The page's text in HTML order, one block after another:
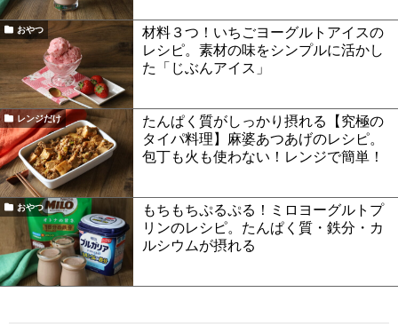
おやつ
材料３つ！いちごヨーグルトアイスの
レシピ。素材の味をシンプルに活かし
た「じぶんアイス」
レンジだけ
たんぱく質がしっかり摂れる【究極の
タイパ料理】麻婆あつあげのレシピ。
包丁も火も使わない！レンジで簡単！
おやつ
もちもちぷるぷる！ミロヨーグルトプ
リンのレシピ。たんぱく質・鉄分・カ
ルシウムが摂れる